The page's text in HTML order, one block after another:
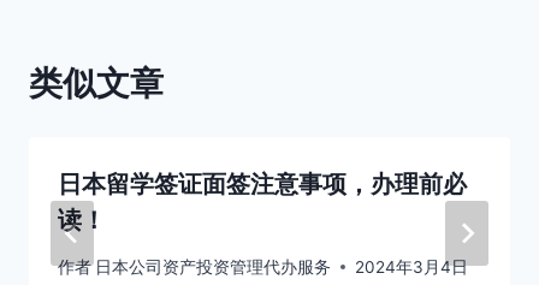
类似文章
日本留学签证面签注意事项，办理前必
读！
作者 日本公司资产投资管理代办服务 2024年3月4日